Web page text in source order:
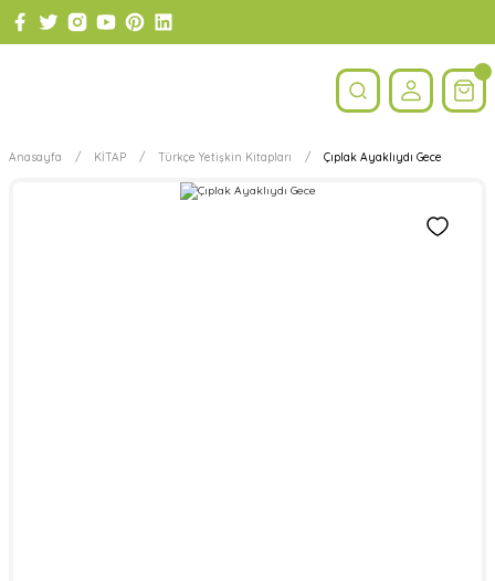
Anasayfa KİTAP Türkçe Yetişkin Kitapları Çıplak Ayaklıydı Gece